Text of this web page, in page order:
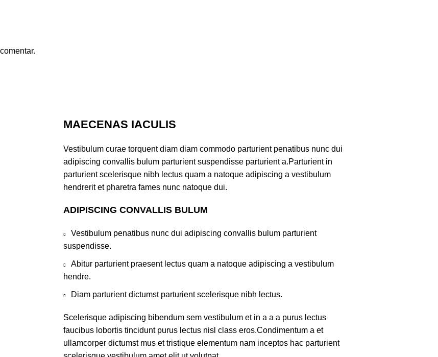
MAECENAS IACULIS
Vestibulum curae torquent diam diam commodo parturient penatibus nunc dui
adipiscing convallis bulum parturient suspendisse parturient a.Parturient in
parturient scelerisque nibh lectus quam a natoque adipiscing a vestibulum
hendrerit et pharetra fames nunc natoque dui.
ADIPISCING CONVALLIS BULUM
Vestibulum penatibus nunc dui adipiscing convallis bulum parturient
suspendisse.
Abitur parturient praesent lectus quam a natoque adipiscing a vestibulum
hendre.
Diam parturient dictumst parturient scelerisque nibh lectus.
Scelerisque adipiscing bibendum sem vestibulum et in a a a purus lectus
faucibus lobortis tincidunt purus lectus nisl class eros.Condimentum a et
ullamcorper dictumst mus et tristique elementum nam inceptos hac parturient